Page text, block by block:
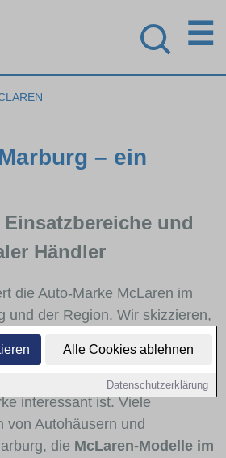
Alle Cookies ablehnen
Datenschutzerklärung
☰
– ein
und
Händler
die Auto-Marke McLaren im
und der Region. Wir skizzieren,
McLaren stark vertreten
häufig im Stadt- und
sind und für welche
interessant ist. Viele
von Autohäusern und
die McLaren-Modelle im